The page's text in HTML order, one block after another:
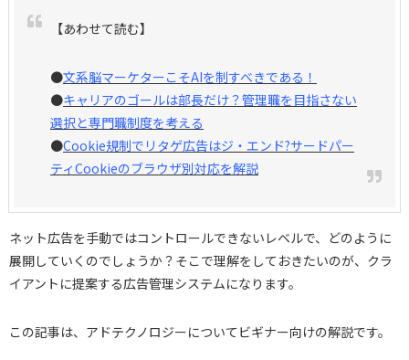
【あわせて読む】
●文系脳マーケターこそAIを制すべきである！
●キャリアのゴールは部長だけ？管理職を目指さない
選択と専門職制度を考える
●Cookie規制でリタゲ広告はジ・エンド?サードパー
ティCookieのブラウザ別対応を解説
ネット広告を手動ではコントロールできないレベルで、どのように
展開していくのでしょうか？そこで理解をしておきたいのが、クラ
イアントに提案する広告管理システムになります。
この記事は、アドテクノロジーについてビギナー向けの解説です。